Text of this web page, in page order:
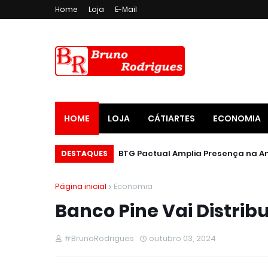
Home Loja E-Mail
HOME LOJA CÁTIARTES ECONOMIA
DESTAQUES
Página inicial Economia
Banco Pine Vai
#BrunoRodrigues outubro 03, 2024